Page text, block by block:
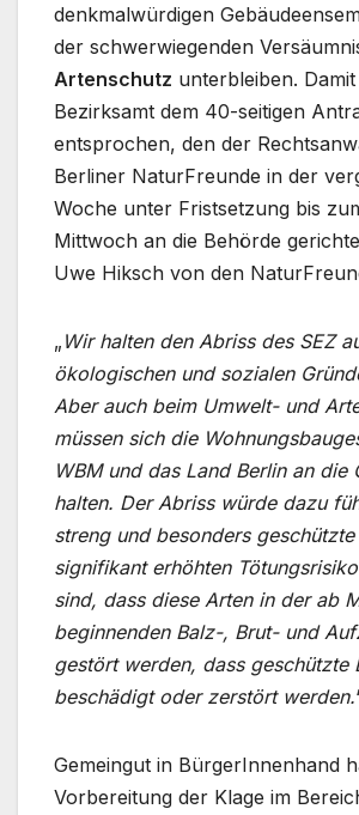
denkmalwürdigen
der schwerwiegenden
Artenschutz unterbleiben.
Bezirksamt dem 40-seitigen
entsprochen, den der
Berliner NaturFreunde in der
Woche unter Fristsetzung bis
Mittwoch an die Behörde
Uwe Hiksch von den
„ Wir halten den Abriss des SEZ
ökologischen und sozialen
Aber auch beim Umwelt- und
müssen sich die
WBM und das Land Berlin an die
halten. Der Abriss würde dazu
streng und besonders
signifikant erhöhten
sind, dass diese Arten in der ab
beginnenden Balz-, Brut- und
gestört werden, dass geschützte
beschädigt oder zerstört werden.
Gemeingut in BürgerInnenhand
Vorbereitung der Klage im